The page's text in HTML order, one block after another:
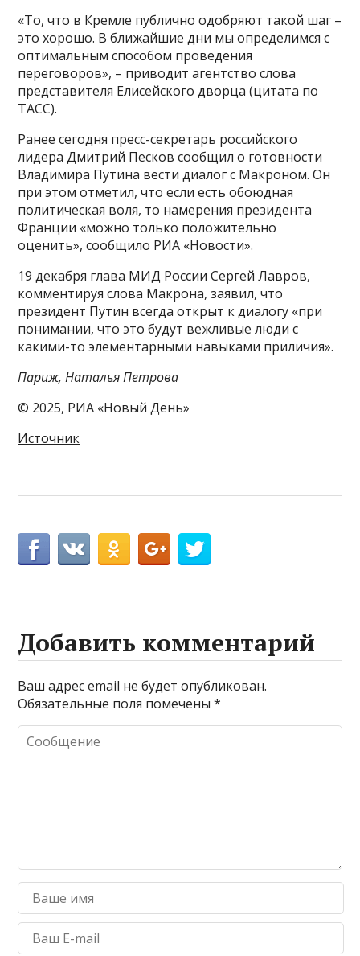
«То, что в Кремле публично одобряют такой шаг –
это хорошо. В ближайшие дни мы определимся с
оптимальным способом проведения
переговоров», – приводит агентство слова
представителя Елисейского дворца (цитата по
ТАСС).
Ранее сегодня пресс-секретарь российского
лидера Дмитрий Песков сообщил о готовности
Владимира Путина вести диалог с Макроном. Он
при этом отметил, что если есть обоюдная
политическая воля, то намерения президента
Франции «можно только положительно
оценить», сообщило РИА «Новости».
19 декабря глава МИД России Сергей Лавров,
комментируя слова Макрона, заявил, что
президент Путин всегда открыт к диалогу «при
понимании, что это будут вежливые люди с
какими-то элементарными навыками приличия».
Париж, Наталья Петрова
© 2025, РИА «Новый День»
Источник
Добавить комментарий
Ваш адрес email не будет опубликован.
Обязательные поля помечены*